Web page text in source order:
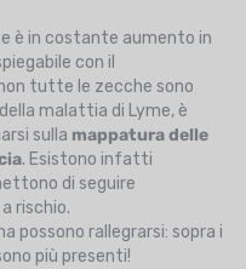
è in costante aumento in
con il
tutte le zecche sono
malattia di Lyme, è
sulla mappatura delle
. Esistono infatti
di seguire
rischio.
possono rallegrarsi: sopra i
più presenti!